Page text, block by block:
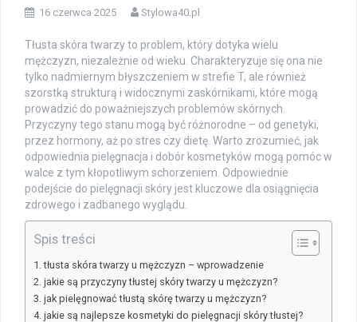
16 czerwca 2025 Stylowa40.pl
Tłusta skóra twarzy to problem, który dotyka wielu
mężczyzn, niezależnie od wieku. Charakteryzuje się ona nie
tylko nadmiernym błyszczeniem w strefie T, ale również
szorstką strukturą i widocznymi zaskórnikami, które mogą
prowadzić do poważniejszych problemów skórnych.
Przyczyny tego stanu mogą być różnorodne – od genetyki,
przez hormony, aż po stres czy dietę. Warto zrozumieć, jak
odpowiednia pielęgnacja i dobór kosmetyków mogą pomóc w
walce z tym kłopotliwym schorzeniem. Odpowiednie
podejście do pielęgnacji skóry jest kluczowe dla osiągnięcia
zdrowego i zadbanego wyglądu.
Spis treści
tłusta skóra twarzy u mężczyzn – wprowadzenie
jakie są przyczyny tłustej skóry twarzy u mężczyzn?
jak pielęgnować tłustą skórę twarzy u mężczyzn?
jakie są najlepsze kosmetyki do pielęgnacji skóry tłustej?